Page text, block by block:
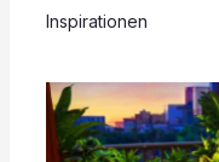
Inspirationen